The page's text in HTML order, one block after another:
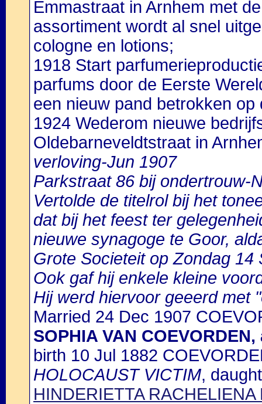
Emmastraat in Arnhem met
assortiment wordt al snel
cologne en lotions;
1918 Start
parfums door de Eerste
een nieuw pand betrokken
1924 Wederom nieuwe
Oldebarneveldtstraat in
verloving-Jun 1907
Parkstraat 86 bij ondertrouw-
Vertolde de titelrol bij het
dat bij het feest ter
nieuwe synagoge te Goor,
Grote Societeit op Zondag
Ook gaf hij enkele kleine
Hij werd hiervoor geeerd met
Married 24 Dec 1907
SOPHIA VAN
birth 10 Jul 1882
HOLOCAUST VICTIM,
HINDERIETTA RACHELIENA